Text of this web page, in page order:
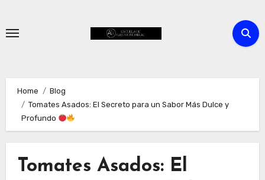
content
Home
Blog
Tomates Asados: El Secreto para un Sabor Más Dulce y
Profundo
Tomates Asados: El